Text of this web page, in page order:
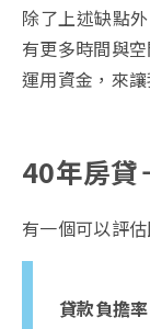
除了上述缺點
有更多時間與
運用資金，來
40年房貸
有一個可以評
貸款負擔